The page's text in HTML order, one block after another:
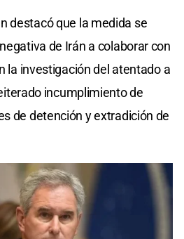
destacó que la medida se
de Irán a colaborar con
la investigación del atentado a
incumplimiento de
de detención y extradición de